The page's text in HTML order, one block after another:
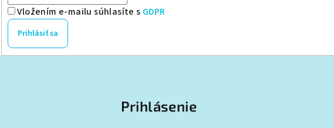
Vložením e-mailu súhlasíte s GDPR
Prihlásiť sa
Prihlásenie